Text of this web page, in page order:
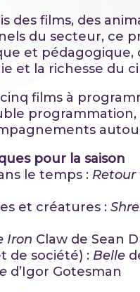
des films, des
du secteur, ce
et
et la richesse du
films à
pour la saison
le temps : Retour
et créatures :
Iron Claw de Sean
de société) : Belle
d’Igor Gotesman